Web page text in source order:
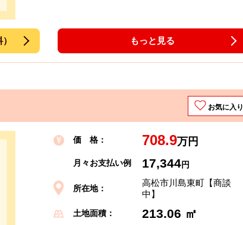
もっと見る
お気に入り
価 格： 708.9万円
月々お支払い例 17,344円
所在地：
高松市川島東町【商談
中】
土地面積： 213.06 ㎡